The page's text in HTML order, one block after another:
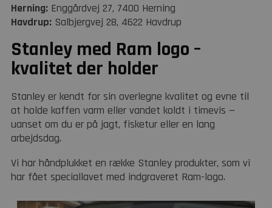
Herning: Enggårdvej 27, 7400 Herning
Havdrup: Salbjergvej 28, 4622 Havdrup
Stanley med Ram logo –
kvalitet der holder
Stanley er kendt for sin overlegne kvalitet og evne til
at holde kaffen varm eller vandet koldt i timevis —
uanset om du er på jagt, fisketur eller en lang
arbejdsdag.
Vi har håndplukket en række Stanley produkter, som vi
har fået speciallavet med indgraveret Ram-logo.